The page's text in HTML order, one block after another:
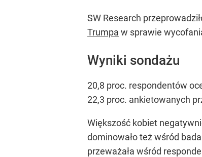
SW Research
Trumpa w sprawie
Wyniki sondażu
20,8 proc. respondentów
22,3 proc. ankietowanych
Większość kobiet
dominowało też wśród
przeważała wśród